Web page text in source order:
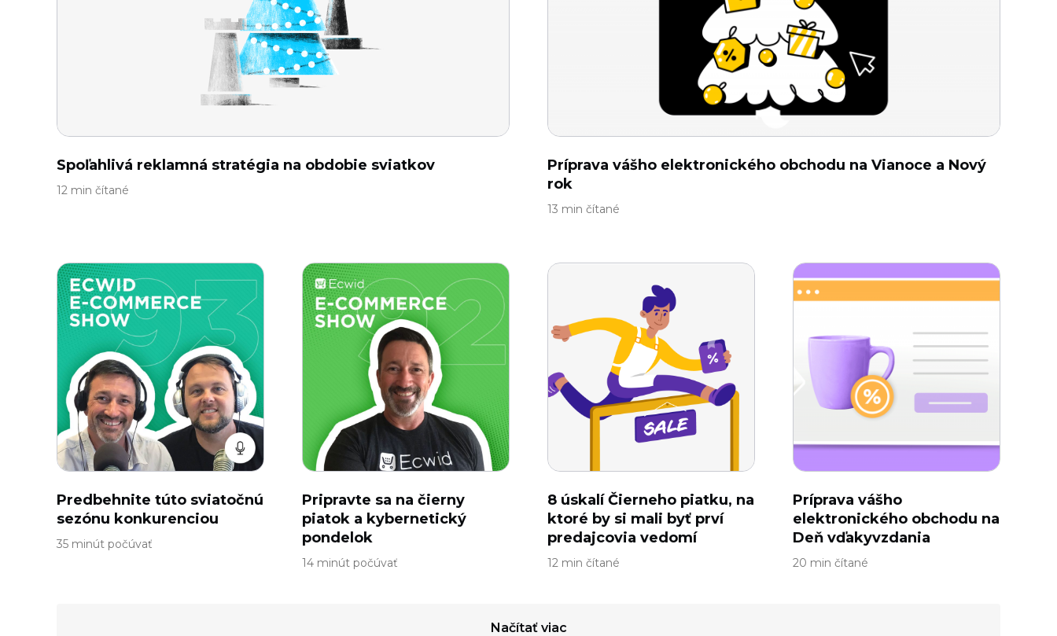
Spoľahlivá reklamná stratégia na obdobie sviatkov
12 min čítané
Príprava vášho elektronického obchodu na Vianoce a Nový
rok
13 min čítané
Predbehnite túto sviatočnú
sezónu konkurenciou
35 minút počúvať
Pripravte sa na čierny
piatok a kybernetický
pondelok
14 minút počúvať
8 úskalí Čierneho piatku, na
ktoré by si mali byť prví
predajcovia vedomí
12 min čítané
Príprava vášho
elektronického obchodu na
Deň vďakyvzdania
20 min čítané
Načítať viac